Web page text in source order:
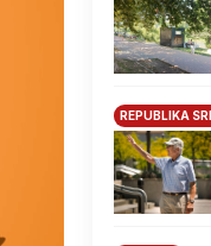
REPUBLIKA